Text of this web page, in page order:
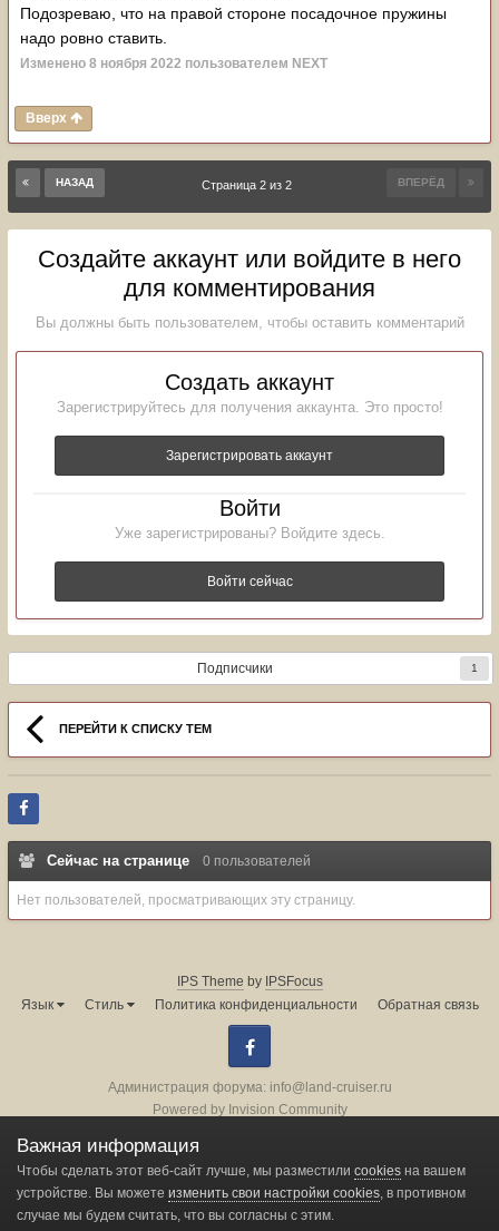
Подозреваю, что на правой стороне посадочное пружины
надо ровно ставить.
Изменено 8 ноября 2022 пользователем NЕХТ
Вверх
НАЗАД ВПЕРЁД
Страница 2 из 2
Создайте аккаунт или войдите в него
для комментирования
Вы должны быть пользователем, чтобы оставить комментарий
Создать аккаунт
Зарегистрируйтесь для получения аккаунта. Это просто!
Зарегистрировать аккаунт
Войти
Уже зарегистрированы? Войдите здесь.
Войти сейчас
Подписчики 1
ПЕРЕЙТИ К СПИСКУ ТЕМ
Сейчас на странице 0 пользователей
Нет пользователей, просматривающих эту страницу.
IPS Theme by IPSFocus
Язык
Стиль Политика конфиденциальности Обратная связь
Администрация форума: info@land-cruiser.ru
Powered by Invision Community
Change privacy settings
Важная информация
Чтобы сделать этот веб-сайт лучше, мы разместили cookies на вашем
устройстве. Вы можете изменить свои настройки cookies, в противном
случае мы будем считать, что вы согласны с этим.